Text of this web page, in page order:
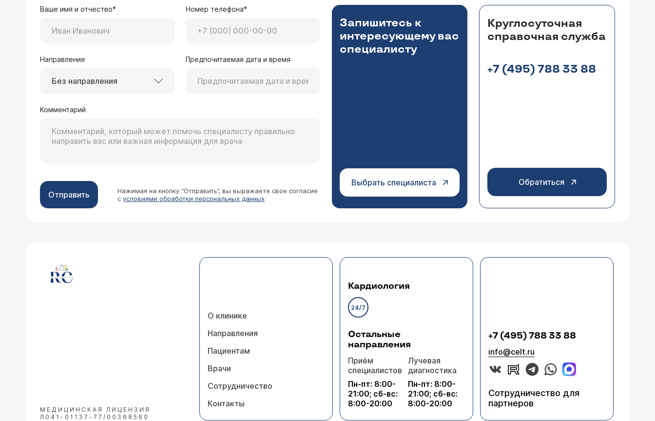
Ваше имя и отчество* Номер телефона*
Направление
Без направления
Предпочитаемая дата и время
Комментарий
Отправить
Нажимая на кнопку “Отправить”, вы выражаете свое согласие
с условиями обработки персональных данных
Запишитесь к
интересующему вас
специалисту
Выбрать специалиста
Круглосуточная
справочная служба
+7 (495) 788 33 88
Обратиться
МЕДИЦИНСКАЯ ЛИЦЕНЗИЯ
Л041-01137-77/00368560
О клинике
Направления
Пациентам
Врачи
Сотрудничество
Контакты
Кардиология
24/7
Остальные
направления
Приём
специалистов
Пн-пт: 8:00-
21:00; сб-вс:
8:00-20:00
Лучевая
диагностика
Пн-пт: 8:00-
21:00; сб-вс:
8:00-20:00
+7 (495) 788 33 88
info@celt.ru
Сотрудничество для
партнеров